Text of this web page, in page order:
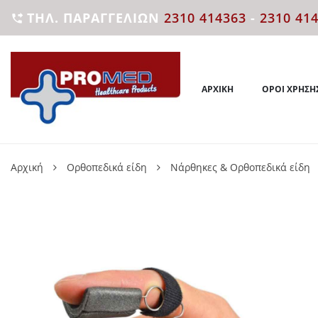
 ΤΗΛ. ΠΑΡΑΓΓΕΛΙΏΝ 2310 414363 - 2310
ΑΡΧΙΚΉ ΌΡΟΙ
Αρχική Ορθοπεδικά είδη Νάρθηκες & Ορθοπεδικά είδη